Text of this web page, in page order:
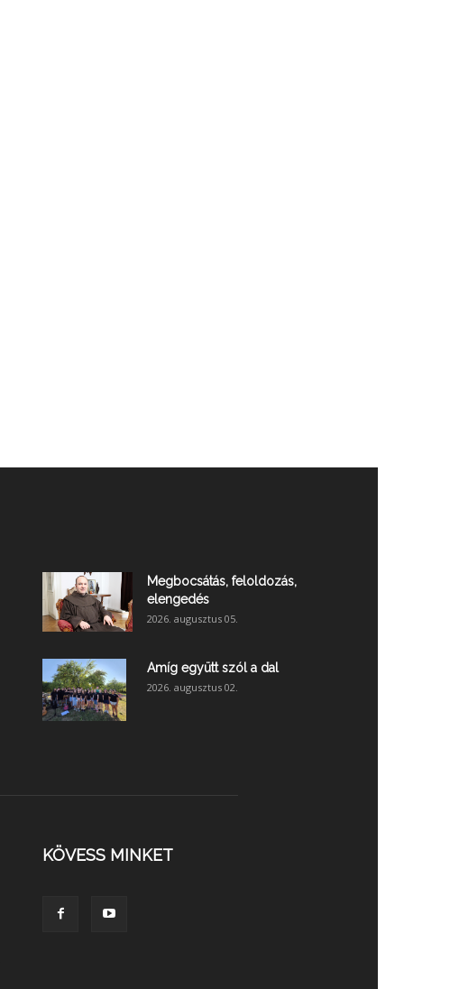
Megbocsátás, feloldozás,
elengedés
2026. augusztus 05.
Amíg együtt szól a dal
2026. augusztus 02.
KÖVESS MINKET